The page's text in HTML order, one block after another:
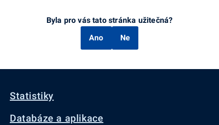
Byla pro vás tato stránka užitečná?
Ano
Ne
Statistiky
Databáze a aplikace